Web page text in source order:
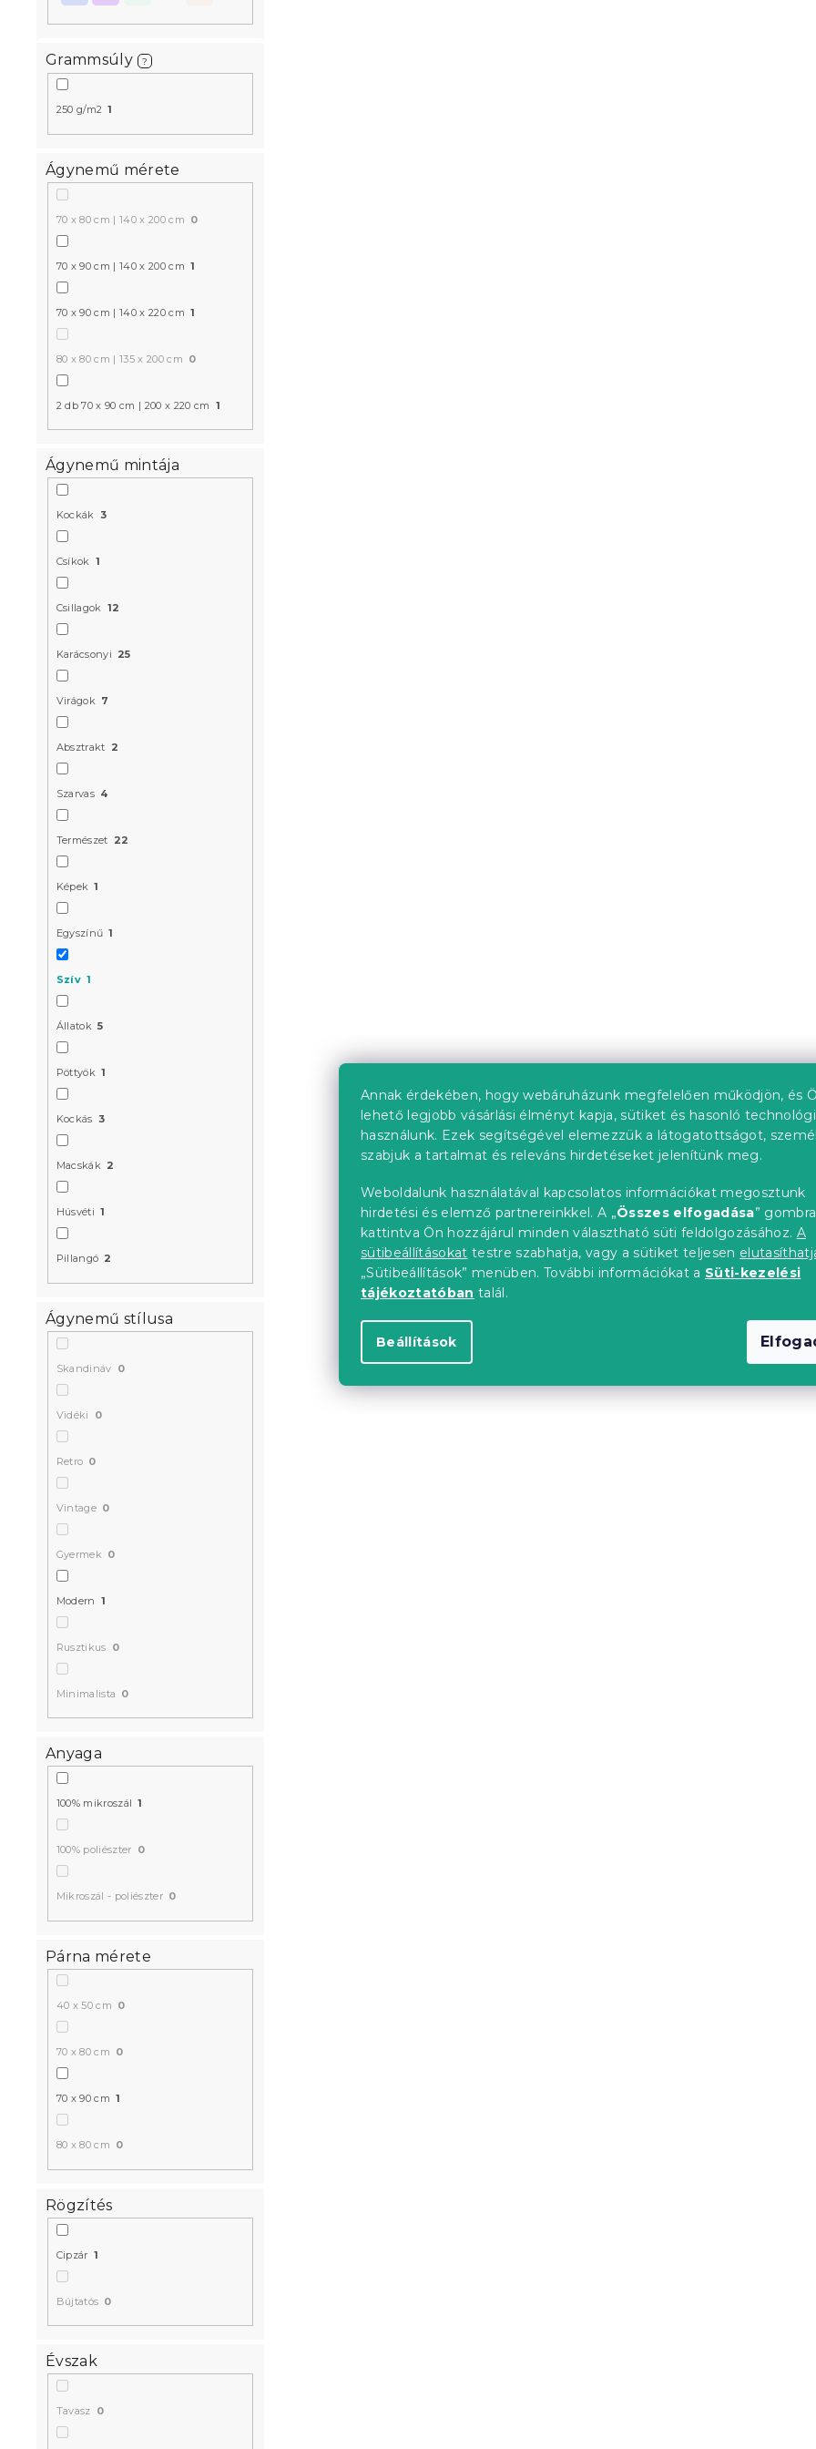
Annak érdekében, hogy webáruházunk megfelelően működjön, és
lehető legjobb vásárlási élményt kapja, sütiket és hasonló
használunk. Ezek segítségével elemezzük a látogatottságot,
szabjuk a tartalmat és releváns hirdetéseket jelenítünk meg.
Weboldalunk használatával kapcsolatos információkat megosztunk
hirdetési és elemző partnereinkkel. A „Összes elfogadása” gombra
kattintva Ön hozzájárul minden választható süti feldolgozásához. A
sütibeállításokat testre szabhatja, vagy a sütiket teljesen
„Sütibeállítások” menüben. További információkat a Süti-kezelési
tájékoztatóban talál.
Beállítások
Grammsúly ?
250 g/m2 1
Ágynemű mérete
70 x 80 cm | 140 x 200 cm 0
70 x 90 cm | 140 x 200 cm 1
70 x 90 cm | 140 x 220 cm 1
80 x 80 cm | 135 x 200 cm 0
2 db 70 x 90 cm | 200 x 220 cm 1
Ágynemű mintája
Kockák 3
Csíkok 1
Csillagok 12
Karácsonyi 25
Virágok 7
Absztrakt 2
Szarvas 4
Természet 22
Képek 1
Egyszínű 1
Szív 1
Állatok 5
Pöttyök 1
Kockás 3
Macskák 2
Húsvéti 1
Pillangó 2
Ágynemű stílusa
Skandináv 0
Vidéki 0
Retro 0
Vintage 0
Gyermek 0
Modern 1
Rusztikus 0
Minimalista 0
Anyaga
100% mikroszál 1
100% poliészter 0
Mikroszál - poliészter 0
Párna mérete
40 x 50 cm 0
70 x 80 cm 0
70 x 90 cm 1
80 x 80 cm 0
Rögzítés
Cipzár 1
Bújtatós 0
Évszak
Tavasz 0